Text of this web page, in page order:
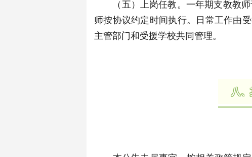
（五）上岗任教。一年期支教教师
师按协议约定时间执行。日常工作由
主管部门和受援学校共同管理。
八